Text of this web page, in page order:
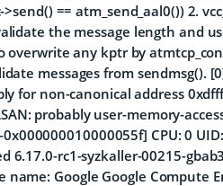
== atm_send_aal0()) 2.
the message length and
overwrite any kptr by
messages from sendmsg().
for non-canonical address
probably user-memory-
CPU: 0
6.17.0-rc1-syzkaller-00215-
name: Google Google Compute